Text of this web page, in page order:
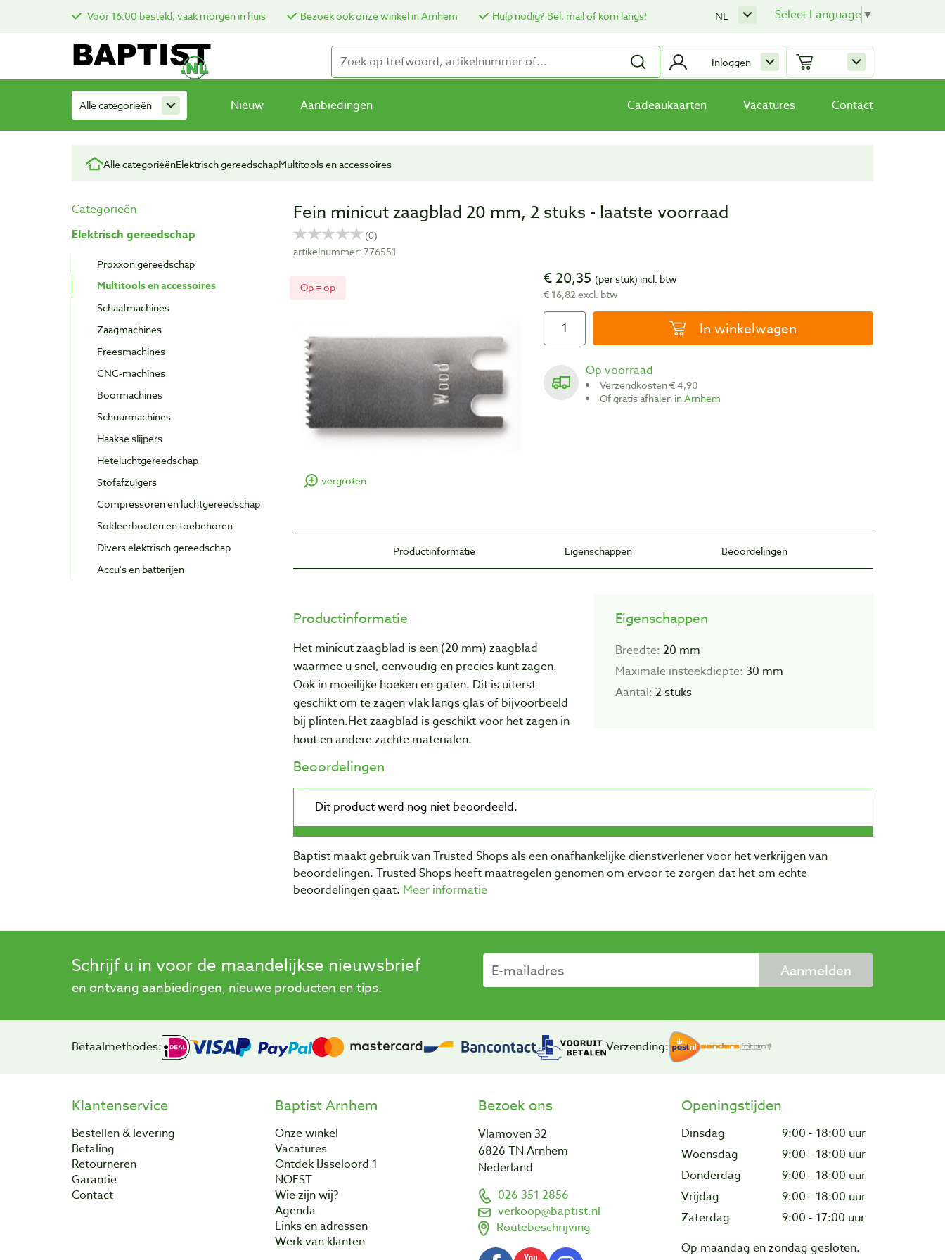
Vóór 16:00 besteld, vaak morgen in huis Bezoek ook onze winkel in Arnhem Hulp nodig? Bel, mail of kom langs! Select Language▼
NL
Inloggen
Alle categorieën Nieuw Aanbiedingen Cadeaukaarten Vacatures Contact
Alle categorieënElektrisch gereedschapMultitools en accessoires
Categorieën
Elektrisch gereedschap
Proxxon gereedschap
Multitools en accessoires
Schaafmachines
Zaagmachines
Freesmachines
CNC-machines
Boormachines
Schuurmachines
Haakse slijpers
Heteluchtgereedschap
Stofafzuigers
Compressoren en luchtgereedschap
Soldeerbouten en toebehoren
Divers elektrisch gereedschap
Accu's en batterijen
Fein minicut zaagblad 20 mm, 2 stuks - laatste voorraad
artikelnummer: 776551
Op = op
vergroten
€ 20,35 (per stuk) incl. btw
€ 16,82 excl. btw
In winkelwagen
Op voorraad
Verzendkosten € 4,90
Of gratis afhalen inArnhem
Productinformatie Eigenschappen Beoordelingen
Productinformatie
Het minicut zaagblad is een (20 mm) zaagblad
waarmee u snel, eenvoudig en precies kunt zagen.
Ook in moeilijke hoeken en gaten. Dit is uiterst
geschikt om te zagen vlak langs glas of bijvoorbeeld
bij plinten.Het zaagblad is geschikt voor het zagen in
hout en andere zachte materialen.
Eigenschappen
Breedte: 20 mm
Maximale insteekdiepte: 30 mm
Aantal: 2 stuks
Beoordelingen
Baptist maakt gebruik van Trusted Shops als een onafhankelijke dienstverlener voor het verkrijgen van
beoordelingen. Trusted Shops heeft maatregelen genomen om ervoor te zorgen dat het om echte
beoordelingen gaat. Meer informatie
Schrijf u in voor de maandelijkse nieuwsbrief
en ontvang aanbiedingen, nieuwe producten en tips.
Aanmelden
Betaalmethodes: Verzending:
Klantenservice
Bestellen & levering
Betaling
Retourneren
Garantie
Contact
Baptist Arnhem
Onze winkel
Vacatures
Ontdek IJsseloord 1
NOEST
Wie zijn wij?
Agenda
Links en adressen
Werk van klanten
Bezoek ons
Vlamoven 32
6826 TN Arnhem
Nederland
026 351 2856
verkoop@baptist.nl
Routebeschrijving
Openingstijden
Dinsdag
9:00 - 18:00 uur
Woensdag
9:00 - 18:00 uur
Donderdag
9:00 - 18:00 uur
Vrijdag
9:00 - 18:00 uur
Zaterdag
9:00 - 17:00 uur
Op maandag en zondag gesloten.